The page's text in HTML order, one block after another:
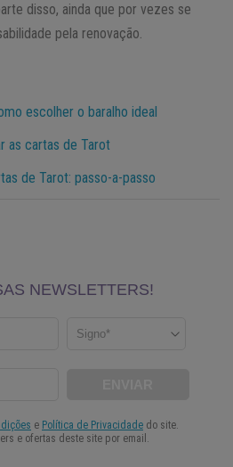
disso, ainda que por vezes se
pela renovação.
escolher o baralho ideal
as cartas de Tarot
de Tarot: passo-a-passo